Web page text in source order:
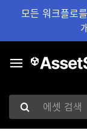
모든 워크플로
에셋 검색